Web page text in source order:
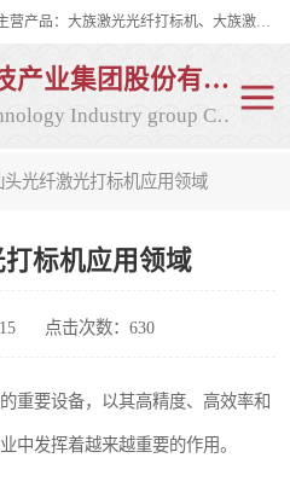
大族激光科技产业集团股份有限公司主营产品：大族激光光纤打标机、大族激光紫外打标机等，大族激光研发实力雄厚，公司拥有数百人的研发队伍，目前具有多项国际发明和国内、计算机软件着作权，多项核心技术处于国际成员之一水平，是世界上仅有的几家拥有"紫外激光"的公司之一。
大族激光科技产业集团股份有限公司
Han’s Laser Technology Industry group Co., Ltd
头光纤激光打标机应用领域
标机应用领域
点击次数：630
重要设备，以其高精度、高效率和
中发挥着越来越重要的作用。
CO2打标机
大族激光光纤打标机
二氧化碳激光打标机